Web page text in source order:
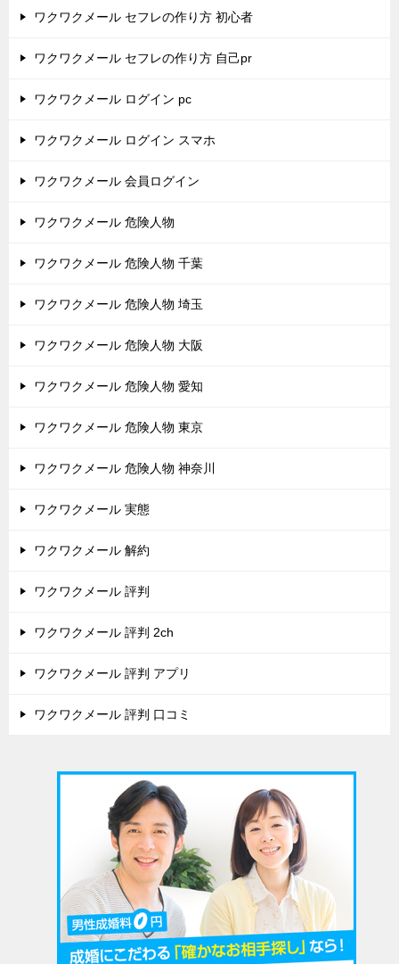
ワクワクメール セフレの作り方 初心者
ワクワクメール セフレの作り方 自己pr
ワクワクメール ログイン pc
ワクワクメール ログイン スマホ
ワクワクメール 会員ログイン
ワクワクメール 危険人物
ワクワクメール 危険人物 千葉
ワクワクメール 危険人物 埼玉
ワクワクメール 危険人物 大阪
ワクワクメール 危険人物 愛知
ワクワクメール 危険人物 東京
ワクワクメール 危険人物 神奈川
ワクワクメール 実態
ワクワクメール 解約
ワクワクメール 評判
ワクワクメール 評判 2ch
ワクワクメール 評判 アプリ
ワクワクメール 評判 口コミ